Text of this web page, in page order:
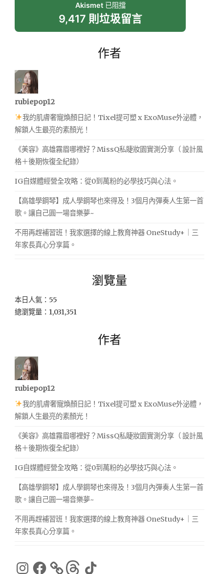
Akismet已阻擋
9,417 則垃圾留言
作者
rubiepop12
我的肌膚奢寵煥顏日記！Tixel提可塑 x ExoMuse外泌體，
解鎖人生最亮的素顏光！
《美容》高雄霧眉哪裡好？MissQ私睫妝園實測分享（ 設計風
格＋後期恢復全紀錄）
IG自媒體經營全攻略：從0到萬粉的必學技巧與心法。
【高雄學鋼琴】成人學鋼琴也來得及！3個月內彈奏人生第一首
歌。讓自己圓一場音樂夢~
不用再趕補習班！我家選擇的線上教育神器 OneStudy+｜三
年家長真心分享篇。
瀏覽量
本日人氣：55
總瀏覽量：1,031,351
作者
rubiepop12
我的肌膚奢寵煥顏日記！Tixel提可塑 x ExoMuse外泌體，
解鎖人生最亮的素顏光！
《美容》高雄霧眉哪裡好？MissQ私睫妝園實測分享（ 設計風
格＋後期恢復全紀錄）
IG自媒體經營全攻略：從0到萬粉的必學技巧與心法。
【高雄學鋼琴】成人學鋼琴也來得及！3個月內彈奏人生第一首
歌。讓自己圓一場音樂夢~
不用再趕補習班！我家選擇的線上教育神器 OneStudy+｜三
年家長真心分享篇。
Instagram
Facebook ThreadsTikTok